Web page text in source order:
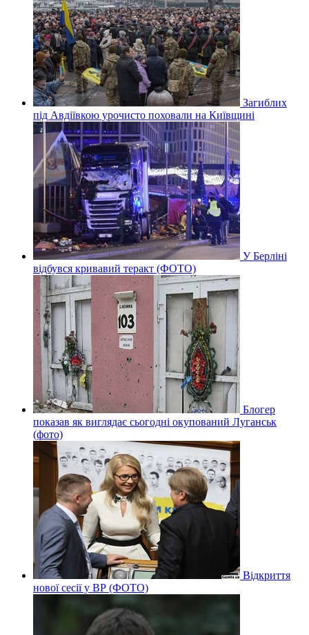
Загиблих
під Авдіївкою урочисто поховали на Київщині
У Берліні
відбувся кривавий теракт (ФОТО)
Блогер
показав як виглядає сьогодні окупований Луганськ
(фото)
Відкриття
нової сесії у ВР (ФОТО)